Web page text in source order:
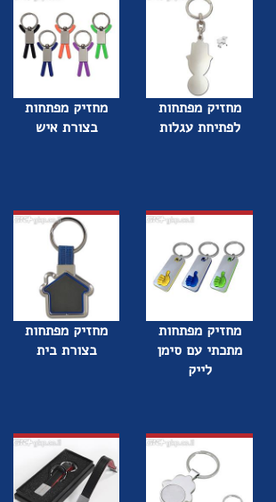
מחזיק מפתחות
לפתיחת עגלות
מחזיק מפתחות
בצורת איש
מחזיק מפתחות
מתכתי עם סימן
לייק
מחזיק מפתחות
בצורת בית